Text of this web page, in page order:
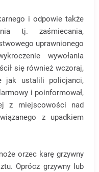
i odpowie także
tj. zaśmiecania,
uprawnionego
wywołania
się również wczoraj,
jak ustalili policjanci,
i poinformował,
z miejscowości nad
z upadkiem
orzec karę grzywny
Oprócz grzywny lub